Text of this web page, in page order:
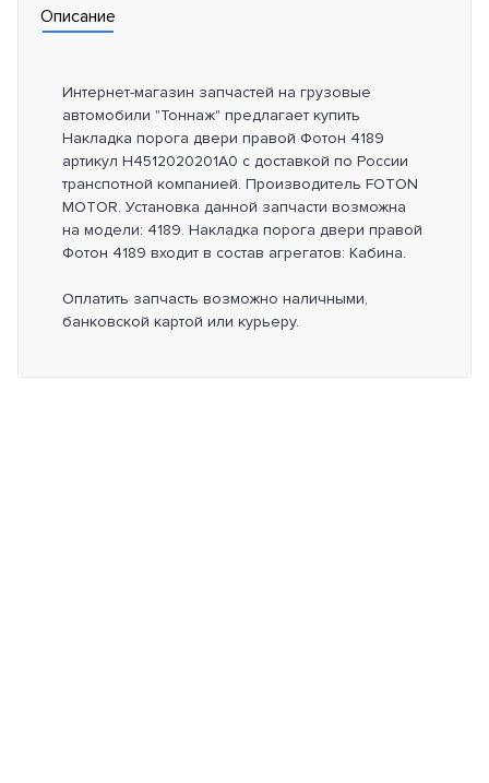
Описание
Интернет-магазин запчастей на грузовые
автомобили "Тоннаж" предлагает купить
Накладка порога двери правой Фотон 4189
артикул H4512020201A0 с доставкой по России
транспотной компанией. Производитель FOTON
MOTOR. Установка данной запчасти возможна
на модели: 4189. Накладка порога двери правой
Фотон 4189 входит в состав агрегатов: Кабина.
Оплатить запчасть возможно наличными,
банковской картой или курьеру.